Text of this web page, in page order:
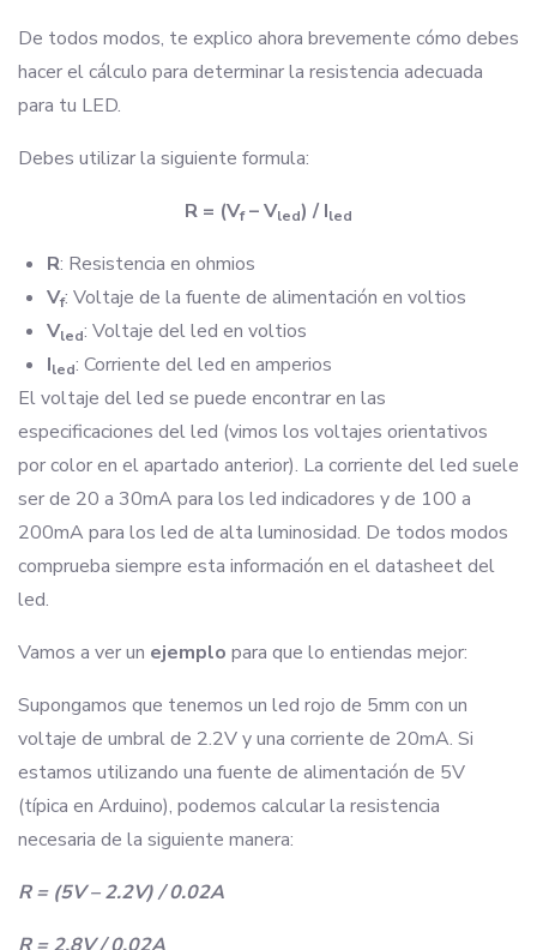
De todos modos, te explico ahora brevemente cómo debes
hacer el cálculo para determinar la resistencia adecuada
para tu LED.
Debes utilizar la siguiente formula:
R = (Vf– Vled) / Iled
R: Resistencia en ohmios
Vf: Voltaje de la fuente de alimentación en voltios
Vled: Voltaje del led en voltios
Iled: Corriente del led en amperios
El voltaje del led se puede encontrar en las
especificaciones del led (vimos los voltajes orientativos
por color en el apartado anterior). La corriente del led suele
ser de 20 a 30mA para los led indicadores y de 100 a
200mA para los led de alta luminosidad. De todos modos
comprueba siempre esta información en el datasheet del
led.
Vamos a ver un ejemplo para que lo entiendas mejor:
Supongamos que tenemos un led rojo de 5mm con un
voltaje de umbral de 2.2V y una corriente de 20mA. Si
estamos utilizando una fuente de alimentación de 5V
(típica en Arduino), podemos calcular la resistencia
necesaria de la siguiente manera:
R = (5V – 2.2V) / 0.02A